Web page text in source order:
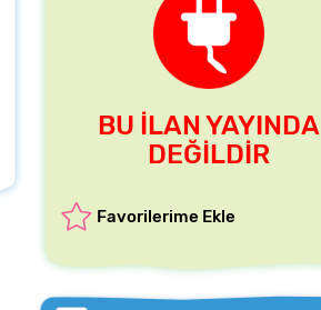
BU İLAN YAYINDA
DEĞİLDİR
Favorilerime Ekle